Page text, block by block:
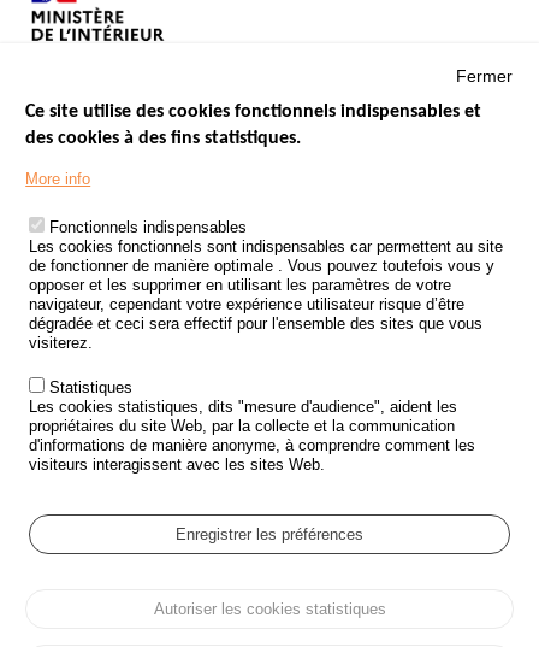
Menu
Footer
LES SITES PUBLICS
ÉTAT DE L’INSÉCURITÉ ROUTIÈRE
TRAITEMENT DES DONNÉES PERSONNELLES DES ACCIDENTS DE
LA ROUTE
ETUDES ET RECHERCHES
APPEL À PROJETS
POLITIQUE DE SÉCURITÉ ROUTIÈRE
Outils
AGENDA
GLOSSAIRE
Cookie settings
Protection des données personnelles et Cookies
Fermer
Ce site utilise des cookies fonctionnels indispensables et
des cookies à des fins statistiques.
More info
Fonctionnels indispensables
Les cookies fonctionnels sont indispensables car permettent au site
de fonctionner de manière optimale . Vous pouvez toutefois vous y
opposer et les supprimer en utilisant les paramètres de votre
navigateur, cependant votre expérience utilisateur risque d’être
dégradée et ceci sera effectif pour l'ensemble des sites que vous
visiterez.
Statistiques
Les cookies statistiques, dits "mesure d'audience", aident les
propriétaires du site Web, par la collecte et la communication
d'informations de manière anonyme, à comprendre comment les
visiteurs interagissent avec les sites Web.
Enregistrer les préférences
Autoriser les cookies statistiques